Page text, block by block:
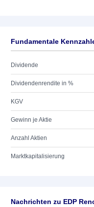
Fundamentale
Dividende
Dividendenrendite in %
KGV
Gewinn je Aktie
Anzahl Aktien
Marktkapitalisierung
Nachrichten zu EDP